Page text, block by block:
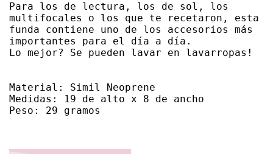
Para los de lectura, los de sol, los
multifocales o los que te recetaron, esta
funda contiene uno de los accesorios más
importantes para el día a día.
Lo mejor? Se pueden lavar en lavarropas!
Material: Simil Neoprene
Medidas: 19 de alto x 8 de ancho
Peso: 29 gramos